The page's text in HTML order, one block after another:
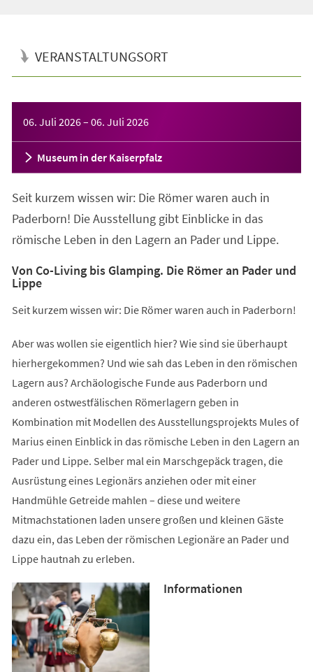
VERANSTALTUNGSORT
06. Juli 2026– 06. Juli 2026
Museum in der Kaiserpfalz
Seit kurzem wissen wir: Die Römer waren auch in
Paderborn! Die Ausstellung gibt Einblicke in das
römische Leben in den Lagern an Pader und Lippe.
Von Co-Living bis Glamping. Die Römer an Pader und
Lippe
Seit kurzem wissen wir: Die Römer waren auch in Paderborn!
Aber was wollen sie eigentlich hier? Wie sind sie überhaupt
hierhergekommen? Und wie sah das Leben in den römischen
Lagern aus? Archäologische Funde aus Paderborn und
anderen ostwestfälischen Römerlagern geben in
Kombination mit Modellen des Ausstellungsprojekts Mules of
Marius einen Einblick in das römische Leben in den Lagern an
Pader und Lippe. Selber mal ein Marschgepäck tragen, die
Ausrüstung eines Legionärs anziehen oder mit einer
Handmühle Getreide mahlen – diese und weitere
Mitmachstationen laden unsere großen und kleinen Gäste
dazu ein, das Leben der römischen Legionäre an Pader und
Lippe hautnah zu erleben.
Informationen